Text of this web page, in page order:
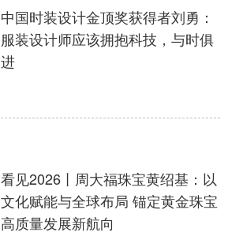
中国时装设计金顶奖获得者刘勇：
服装设计师应该拥抱科技，与时俱
进
看见2026丨周大福珠宝黄绍基：以
文化赋能与全球布局 锚定黄金珠宝
高质量发展新航向